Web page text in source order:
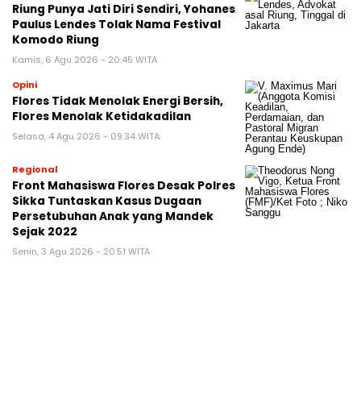
Riung Punya Jati Diri Sendiri, Yohanes
Paulus Lendes Tolak Nama Festival
Komodo Riung
Kamis, 6 Agu 2026 - 20:45 WITA
Opini
Flores Tidak Menolak Energi Bersih,
Flores Menolak Ketidakadilan
Selasa, 4 Agu 2026 - 09:34 WITA
Regional
Front Mahasiswa Flores Desak Polres
Sikka Tuntaskan Kasus Dugaan
Persetubuhan Anak yang Mandek
Sejak 2022
Senin, 3 Agu 2026 - 20:51 WITA